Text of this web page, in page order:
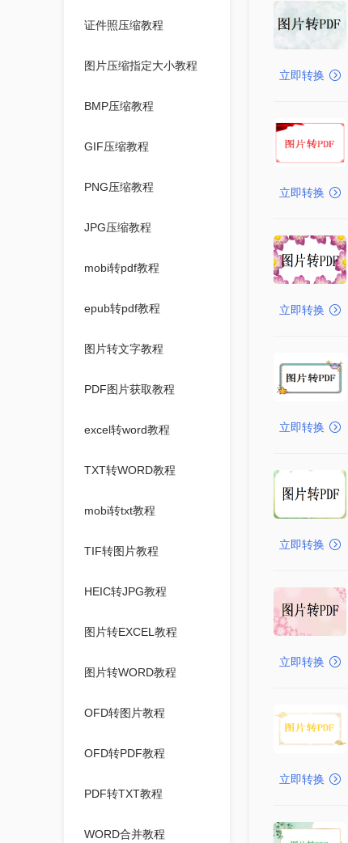
证件照压缩教程
图片压缩指定大小教程
BMP压缩教程
GIF压缩教程
PNG压缩教程
JPG压缩教程
mobi转pdf教程
epub转pdf教程
图片转文字教程
PDF图片获取教程
excel转word教程
TXT转WORD教程
mobi转txt教程
TIF转图片教程
HEIC转JPG教程
图片转EXCEL教程
图片转WORD教程
OFD转图片教程
OFD转PDF教程
PDF转TXT教程
WORD合并教程
立即转换
立即转换
立即转换
立即转换
立即转换
立即转换
立即转换